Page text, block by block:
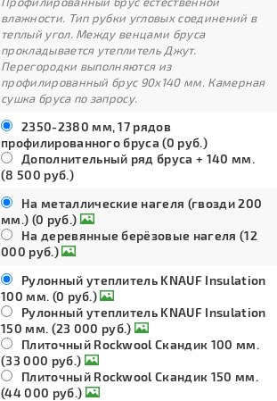
влажности. Тип рубки угловых соединений в
теплый угол. Между венцами бруса
прокладывается утеплитель Джут.
Перегородки выполняются из
профилированный брус 90х140 мм. Камерная
сушка бруса по запросу.
2350-2380 мм, 17 рядов
профилированного бруса (0 руб.)
Дополнительный ряд бруса + 140 мм.
(8 500 руб.)
На металлические нагеля (гвозди 200
мм.) (0 руб.)
На деревянные берёзовые нагеля (12
000 руб.)
Рулонный утеплитель KNAUF Insulation
100 мм. (0 руб.)
Рулонный утеплитель KNAUF Insulation
150 мм. (23 000 руб.)
Плиточный Rockwool Скандик 100 мм.
(33 000 руб.)
Плиточный Rockwool Скандик 150 мм.
(44 000 руб.)